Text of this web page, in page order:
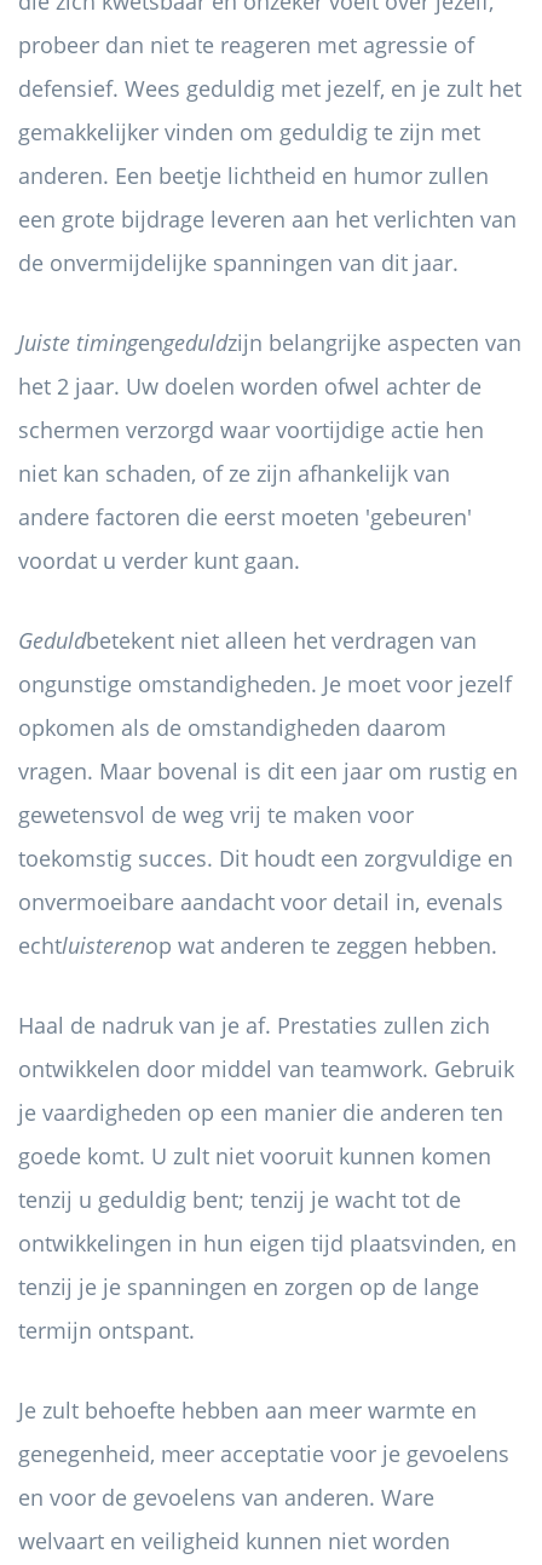
probeer dan niet te reageren met agressie of
defensief. Wees geduldig met jezelf, en je zult het
gemakkelijker vinden om geduldig te zijn met
anderen. Een beetje lichtheid en humor zullen
een grote bijdrage leveren aan het verlichten van
de onvermijdelijke spanningen van dit jaar.
Juiste timingengeduldzijn belangrijke aspecten van
het 2 jaar. Uw doelen worden ofwel achter de
schermen verzorgd waar voortijdige actie hen
niet kan schaden, of ze zijn afhankelijk van
andere factoren die eerst moeten 'gebeuren'
voordat u verder kunt gaan.
Geduldbetekent niet alleen het verdragen van
ongunstige omstandigheden. Je moet voor jezelf
opkomen als de omstandigheden daarom
vragen. Maar bovenal is dit een jaar om rustig en
gewetensvol de weg vrij te maken voor
toekomstig succes. Dit houdt een zorgvuldige en
onvermoeibare aandacht voor detail in, evenals
echtluisterenop wat anderen te zeggen hebben.
Haal de nadruk van je af. Prestaties zullen zich
ontwikkelen door middel van teamwork. Gebruik
je vaardigheden op een manier die anderen ten
goede komt. U zult niet vooruit kunnen komen
tenzij u geduldig bent; tenzij je wacht tot de
ontwikkelingen in hun eigen tijd plaatsvinden, en
tenzij je je spanningen en zorgen op de lange
termijn ontspant.
Je zult behoefte hebben aan meer warmte en
genegenheid, meer acceptatie voor je gevoelens
en voor de gevoelens van anderen. Ware
welvaart en veiligheid kunnen niet worden